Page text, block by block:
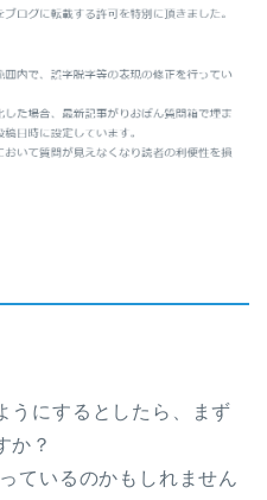
うにするとしたら、まず
か？
ているのかもしれません